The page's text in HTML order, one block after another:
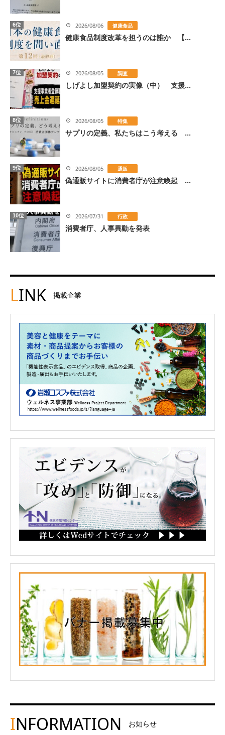
6位 2026/08/06 健康食品
健康食品制度改革を担うのは誰か 【...
7位 2026/08/05 調査
しげよし加盟契約の実像（中） 支援...
8位 2026/08/05 特集
サプリの定義、私たちはこう考える ...
9位 2026/08/05 通販
偽通販サイトに消費者庁が注意喚起 ...
10位 2026/07/31 行政
消費者庁、人事異動を発表
LINK 掲載企業
INFORMATION お知らせ